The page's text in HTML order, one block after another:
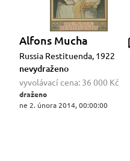
Alfons Mucha
Russia Restituenda, 1922
nevydraženo
vyvolávací cena: 36 000 Kč
draženo
ne 2. února 2014, 00:00:00